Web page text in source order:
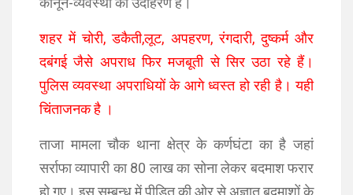
शहर में चोरी, डकैती,लूट, अपहरण, रंगदारी, दुष्कर्म और
दबंगई जैसे अपराध फिर मजबूती से सिर उठा रहे हैं।
पुलिस व्यवस्था अपराधियों के आगे ध्वस्त हो रही है। यही
चिंताजनक है ।
ताजा मामला चौक थाना क्षेत्र के कर्णघंटा का है जहां
सर्राफा व्यापारी का 80 लाख का सोना लेकर बदमाश फरार
हो गए। इस सम्बन्ध में पीड़ित की ओर से अज्ञात बदमाशों के